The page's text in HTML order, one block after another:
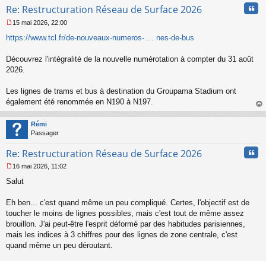
Re: Restructuration Réseau de Surface 2026
e
s
g
n
o
l
u
15 mai 2026, 22:00
https://www.tcl.fr/de-nouveaux-numeros- ... nes-de-bus
Découvrez l'intégralité de la nouvelle numérotation à compter du 31 août
2026.
Les lignes de trams et bus à destination du Groupama Stadium ont
également été renommée en N190 à N197.
au
Rémi
Passager
Re: Restructuration Réseau de Surface 2026
e
g
e
n
o
16 mai 2026, 11:02
Salut
Eh ben... c'est quand même un peu compliqué. Certes, l'objectif est de
toucher le moins de lignes possibles, mais c'est tout de même assez
brouillon. J'ai peut-être l'esprit déformé par des habitudes parisiennes,
mais les indices à 3 chiffres pour des lignes de zone centrale, c'est
quand même un peu déroutant.